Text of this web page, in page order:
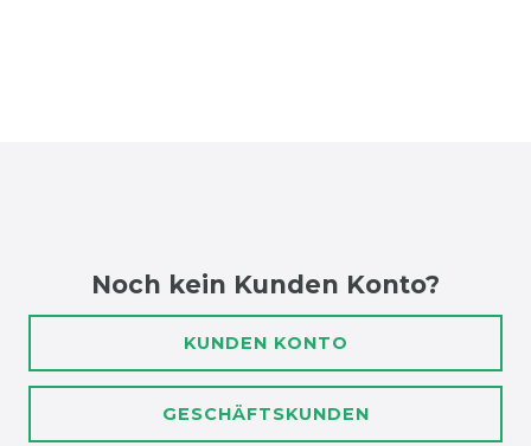
Noch kein Kunden Konto?
KUNDEN KONTO
GESCHÄFTSKUNDEN